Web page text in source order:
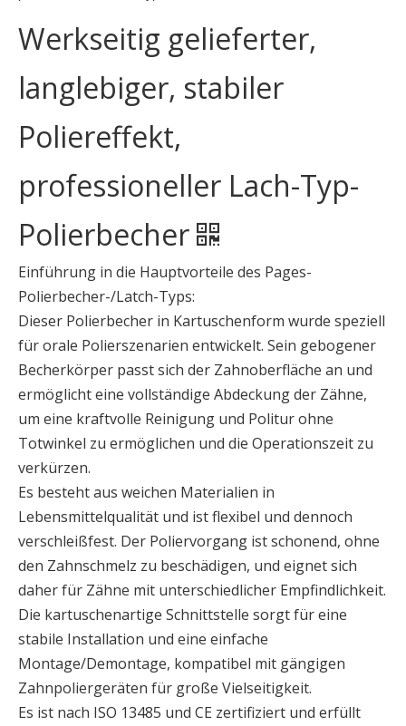
Werkseitig gelieferter,
langlebiger, stabiler
Poliereffekt,
professioneller Lach-Typ-
Polierbecher
Einführung in die Hauptvorteile des Pages-
Polierbecher-/Latch-Typs:
Dieser Polierbecher in Kartuschenform wurde speziell
für orale Polierszenarien entwickelt. Sein gebogener
Becherkörper passt sich der Zahnoberfläche an und
ermöglicht eine vollständige Abdeckung der Zähne,
um eine kraftvolle Reinigung und Politur ohne
Totwinkel zu ermöglichen und die Operationszeit zu
verkürzen.
Es besteht aus weichen Materialien in
Lebensmittelqualität und ist flexibel und dennoch
verschleißfest. Der Poliervorgang ist schonend, ohne
den Zahnschmelz zu beschädigen, und eignet sich
daher für Zähne mit unterschiedlicher Empfindlichkeit.
Die kartuschenartige Schnittstelle sorgt für eine
stabile Installation und eine einfache
Montage/Demontage, kompatibel mit gängigen
Zahnpoliergeräten für große Vielseitigkeit.
Es ist nach ISO 13485 und CE zertifiziert und erfüllt